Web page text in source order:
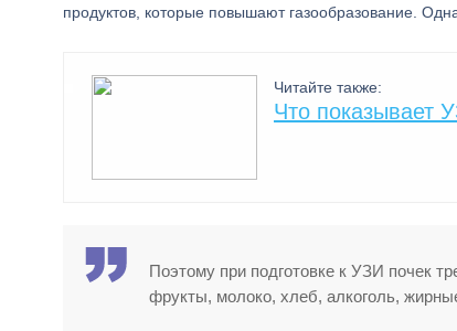
продуктов, которые повышают газообразование.
Читайте также:
Что показывает
Поэтому при подготовке к УЗИ почек
фрукты, молоко, хлеб, алкоголь,